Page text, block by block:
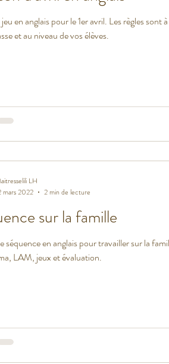
en anglais pour le 1er avril. Les règles sont
et au niveau de vos élèves.
sur la famille
séquence en anglais pour travailler sur la
LAM, jeux et évaluation.
LH
mars 2022
2 min de lecture